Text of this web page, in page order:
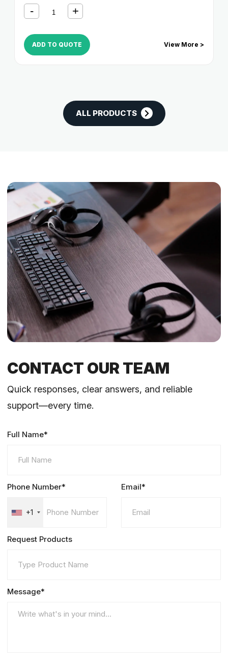
ADD TO QUOTE View More >
ALL PRODUCTS
CONTACT OUR TEAM
Quick responses, clear answers, and reliable
support—every time.
Full Name*
Phone Number*
+1
Email*
Request Products
Message*